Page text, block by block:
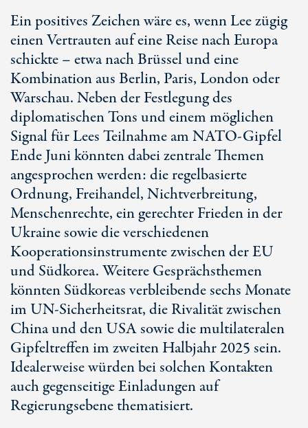
Ein positives Zeichen wäre es, wenn Lee zügig
einen Vertrauten auf eine Reise nach Europa
schickte – etwa nach Brüssel und eine
Kombination aus Berlin, Paris, London oder
Warschau. Neben der Festlegung des
diplomatischen Tons und einem möglichen
Signal für Lees Teilnahme am NATO-Gipfel
Ende Juni könnten dabei zentrale Themen
angesprochen werden: die regelbasierte
Ordnung, Freihandel, Nichtverbreitung,
Menschenrechte, ein gerechter Frieden in der
Ukraine sowie die verschiedenen
Kooperationsinstrumente zwischen der EU
und Südkorea. Weitere Gesprächsthemen
könnten Südkoreas verbleibende sechs Monate
im UN-Sicherheitsrat, die Rivalität zwischen
China und den USA sowie die multilateralen
Gipfeltreffen im zweiten Halbjahr 2025 sein.
Idealerweise würden bei solchen Kontakten
auch gegenseitige Einladungen auf
Regierungsebene thematisiert.